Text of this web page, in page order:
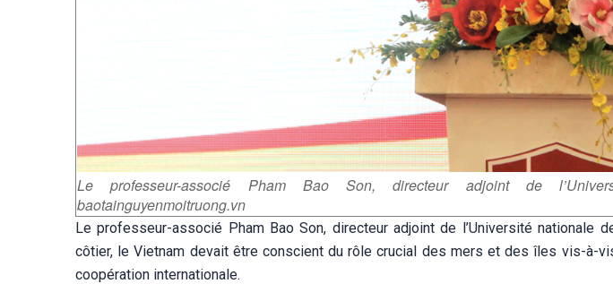
Le professeur-associé Pham Bao Son, directeur adjoint de
baotainguyenmoitruong.vn
Le professeur-associé Pham Bao Son, directeur adjoint de l’Université nationale
côtier, le Vietnam devait être conscient du rôle crucial des mers et des îles vis-à-
coopération internationale.